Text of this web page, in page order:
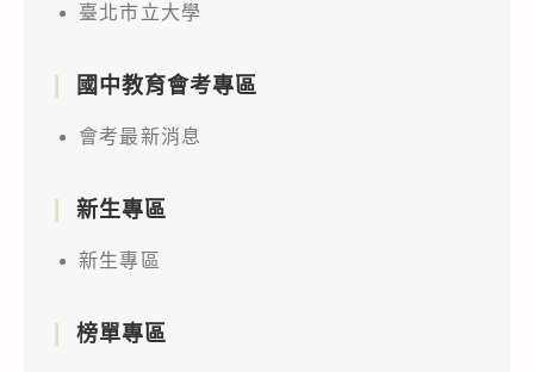
臺北市立大學
國中教育會考專區
會考最新消息
新生專區
新生專區
榜單專區